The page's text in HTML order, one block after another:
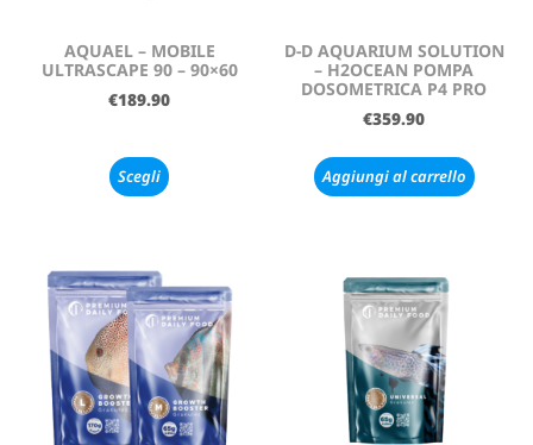
AQUAEL – MOBILE
ULTRASCAPE 90 – 90×60
€189.90
Scegli
D-D AQUARIUM SOLUTION
– H2OCEAN POMPA
DOSOMETRICA P4 PRO
€359.90
Aggiungi al carrello